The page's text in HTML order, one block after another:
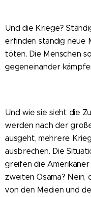
Und die Kriege?
erfinden ständig neue
töten. Die Menschen
gegeneinander
Und wie sie sieht die
werden nach der
ausgeht, mehrere
ausbrechen. Die
greifen die Amerikaner
zweiten Osama? Nein,
von den Medien und